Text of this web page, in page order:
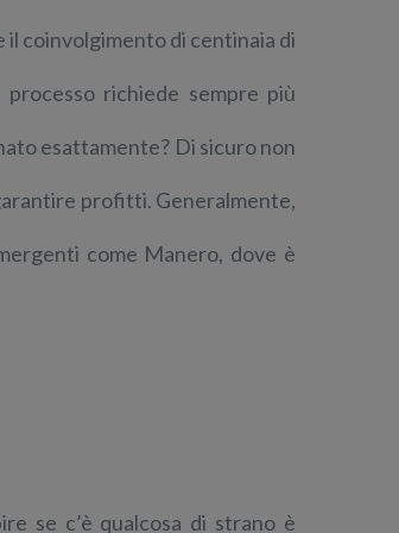
il coinvolgimento di centinaia di
richiede sempre più
esattamente? Di sicuro non
profitti. Generalmente,
come Manero, dove è
se c’è qualcosa di strano è